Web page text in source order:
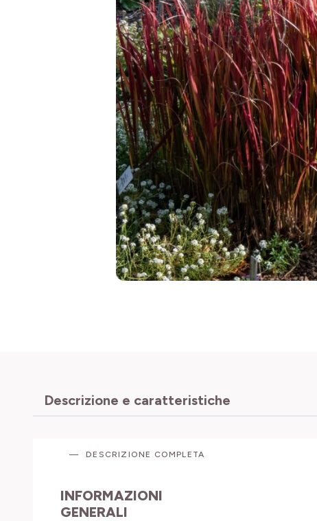
Descrizione e caratteristiche
DESCRIZIONE COMPLETA
INFORMAZIONI
GENERALI